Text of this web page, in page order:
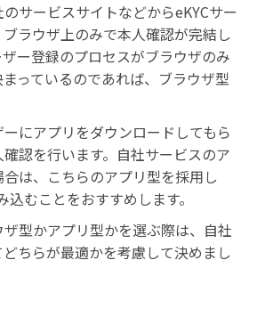
サービスサイトなどからeKYCサー
ラウザ上のみで本人確認が完結し
ー登録のプロセスがブラウザのみ
っているのであれば、ブラウザ型
にアプリをダウンロードしてもら
認を行います。自社サービスのア
は、こちらのアプリ型を採用し
込むことをおすすめします。
型かアプリ型かを選ぶ際は、自社
ちらが最適かを考慮して決めまし